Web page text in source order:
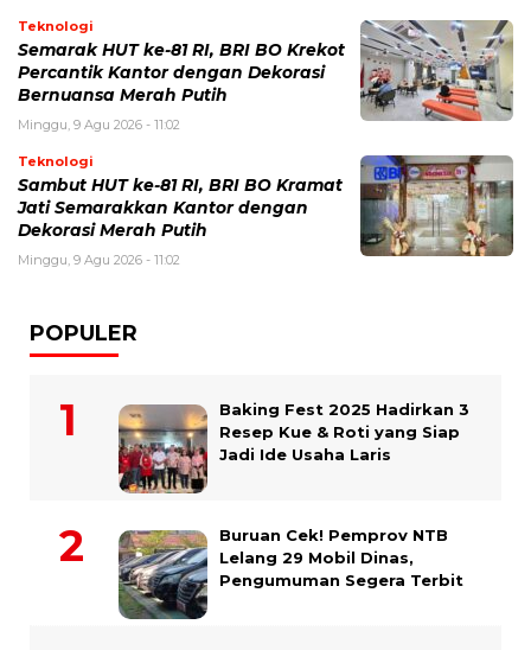
Teknologi
Semarak HUT ke-81 RI, BRI BO Krekot
Percantik Kantor dengan Dekorasi
Bernuansa Merah Putih
Minggu, 9 Agu 2026 - 11:02
Teknologi
Sambut HUT ke-81 RI, BRI BO Kramat
Jati Semarakkan Kantor dengan
Dekorasi Merah Putih
Minggu, 9 Agu 2026 - 11:02
POPULER
Baking Fest 2025 Hadirkan 3
Resep Kue & Roti yang Siap
Jadi Ide Usaha Laris
Buruan Cek! Pemprov NTB
Lelang 29 Mobil Dinas,
Pengumuman Segera Terbit